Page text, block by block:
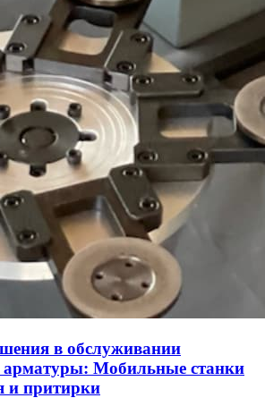
в обслуживании
арматуры: Мобильные станки
и притирки